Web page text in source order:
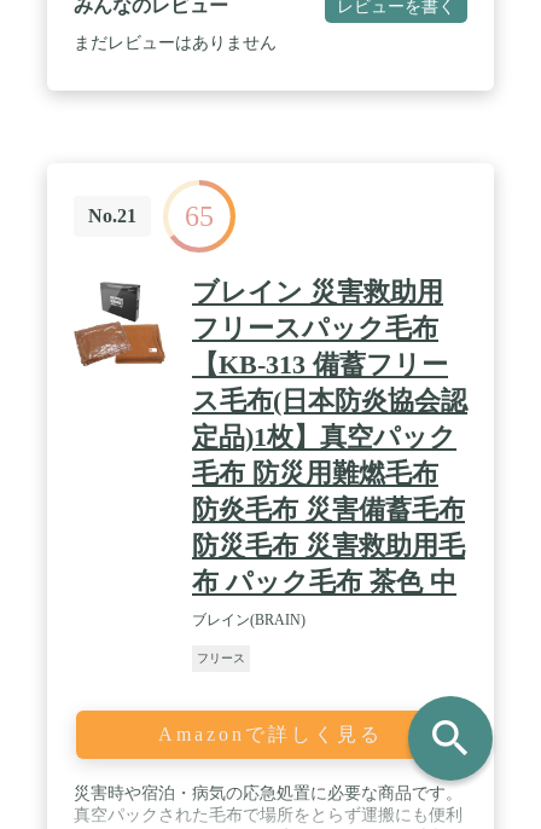
みんなのレビュー レビューを書く
まだレビューはありません
No.21 65
ブレイン 災害救助用
フリースパック毛布
【KB-313 備蓄フリー
ス毛布(日本防炎協会認
定品)1枚】真空パック
毛布 防災用難燃毛布
防炎毛布 災害備蓄毛布
防災毛布 災害救助用毛
布 パック毛布 茶色 中
ブレイン(BRAIN)
フリース
Amazonで詳しく見る
災害時や宿泊・病気の応急処置に必要な商品です。
真空パックされた毛布で場所をとらず運搬にも便利
search